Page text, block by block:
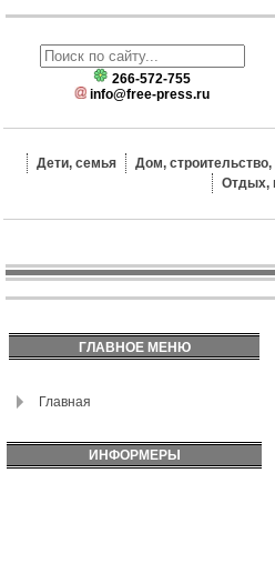
266-572-755
info@free-press.ru
Дети, семья Дом, строительство,
Отдых,
ГЛАВНОЕ МЕНЮ
Главная
ИНФОРМЕРЫ